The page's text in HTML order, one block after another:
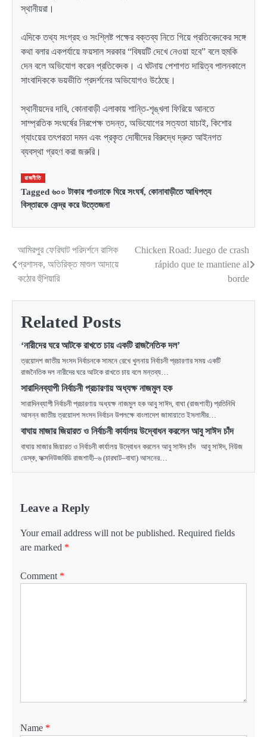
স্থানীয়রা।
এদিকে তথ্য সংগ্রহ ও সংশ্লিষ্ট পক্ষের বক্তব্য নিতে গিয়ে প্রতিবেদকের সঙ্গে
কথা বলার একপর্যায়ে ফয়সাল সরকার “বিষয়টি দেখে নেওয়া হবে” বলে হুমকি
দেন বলে অভিযোগ করেন প্রতিবেদক। এ ঘটনায় পেশাগত দায়িত্ব পালনকালে
সাংবাদিককে ভয়ভীতি প্রদর্শনের অভিযোগও উঠেছে।
স্থানীয়দের দাবি, কোনাবাড়ী এলাকায় শান্তি-শৃঙ্খলা ফিরিয়ে আনতে
সাম্প্রতিক সংঘর্ষের নিরপেক্ষ তদন্ত, অভিযোগের সত্যতা যাচাই, কিশোর
গ্যাংয়ের তৎপরতা দমন এবং প্রকৃত দোষীদের বিরুদ্ধে দ্রুত আইনগত
ব্যবস্থা গ্রহণ করা জরুরি।
রাজনীতি
Tagged ৬০০ টাকার পাওনাকে ঘিরে সংঘর্ষ, কোনাবাড়ীতে আধিপত্য
বিস্তারকে কেন্দ্র করে উত্তেজনা
Post
navigation
আমিরপুর ফেরিঘাট পরিদর্শনে রাসিক
প্রশাসক, অতিরিক্ত মাশুল আদায়ে
কঠোর হুঁশিয়ারি
Chicken Road: Juego de crash
rápido que te mantiene al
borde
Related Posts
‘নারীদের ঘরে আটকে রাখতে চায় একটি রাজনৈতিক দল’
ত্রয়োদশ জাতীয় সংসদ নির্বাচনকে সামনে রেখে খুলনায় নির্বাচনী প্রচারণার সময় একটি
রাজনৈতিক দল নারীদের ঘরে আটকে রাখতে চায় বলে মন্তব্য…
সারাদিনব্যাপী নির্বাচনী প্রচারণায় অধ্যক্ষ নাজমুল হক
সারাদিনব্যাপী নির্বাচনী প্রচারণায় অধ্যক্ষ নাজমুল হক আবু সাঈদ, বাঘা (রাজশাহী) প্রতিনিধি
আসন্ন জাতীয় ত্রয়োদশ সংসদ নির্বাচন উপলক্ষে বাংলাদেশ জামায়াতে ইসলামীর…
বাঘায় মাজার জিয়ারত ও নির্বাচনী কার্যালয় উদ্বোধন করলেন আবু সাঈদ চাঁদ
বাঘায় মাজার জিয়ারত ও নির্বাচনী কার্যালয় উদ্বোধন করলেন আবু সাঈদ চাঁদ আবু সাঈদ, নিউজ
ডেস্ক, ফক্সনিউজবিডি রাজশাহী–৬ (চারঘাট–বাঘা) আসনের…
Leave a Reply
Your email address will not be published. Required fields
are marked *
Comment *
Name *